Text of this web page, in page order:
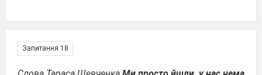
Запитання 18